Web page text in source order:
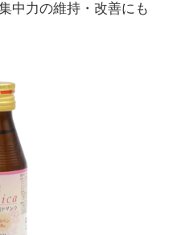
中力の維持・改善にも